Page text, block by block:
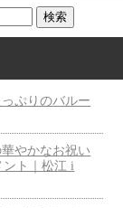
ぷりのバルー
やかなお祝い
ント｜松江 i